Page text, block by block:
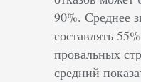
90%. Среднее
составлять
провальных
средний